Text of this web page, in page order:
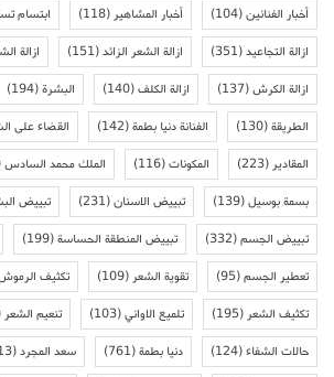
أخبار الفنانين(104) أخبار المشاهير(118) ابتسام
ازالة التجاعيد(351) ازالة الشعر الزائد(151) ازالة
ازالة الكرش(137) ازالة الكلف(140) البشرة(194)
الطريقة(130) الفنانة دنيا بطمة(142) القضاء على
المقادير(223) المكونات(116) الملك محمد السادس
بسمة بوسيل(139) تبييض الاسنان(231) تبييض
تبييض الجسم(332) تبييض المنطقة الحساسة(199)
تعطير الجسم(95) تقوية الشعر(109) تكثيف
تكثيف الشعر(195) تلميع الاواني(103) تنعيم الشعر
حالات الشفاء(124) دنيا بطمة(761) سعد المجرد(113)